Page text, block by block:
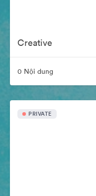
Creative
0 Nội dung
PRIVATE